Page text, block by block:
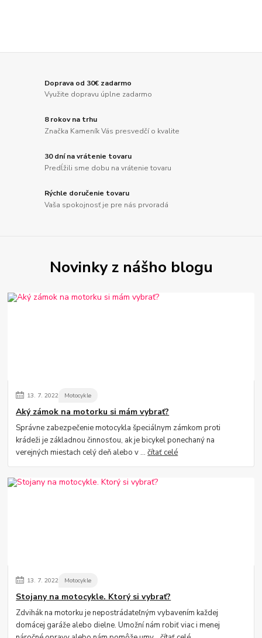
Doprava od 30€ zadarmo
Využite dopravu úplne zadarmo
8 rokov na trhu
Značka Kameník Vás presvedčí o kvalite
30 dní na vrátenie tovaru
Predĺžili sme dobu na vrátenie tovaru
Rýchle doručenie tovaru
Vaša spokojnosť je pre nás prvoradá
Novinky z nášho blogu
13. 7. 2022 Motocykle
Aký zámok na motorku si mám vybrať?
Správne zabezpečenie motocykla špeciálnym zámkom proti
krádeži je základnou činnosťou, ak je bicykel ponechaný na
verejných miestach celý deň alebo v ...čítať celé
13. 7. 2022 Motocykle
Stojany na motocykle. Ktorý si vybrať?
Zdvihák na motorku je nepostrádateľným vybavením každej
domácej garáže alebo dielne. Umožní nám robiť viac i menej